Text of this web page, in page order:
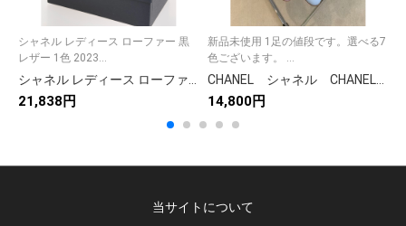
シャネル レディース ローファー 黒
レザー 1色 2023...
シャネル レディース ローファー 黒 レザー 1色 2023新作 靴 シャネル風 ブランドシューズ 靴 2023 🖤
21,838円
新品未使用 1足の値段です。選べる7
色ございます。 ...
CHANEL シャネル CHANELバレリーナ フラットシューズ パンプス ポインテッドトゥ レディース靴ベルサーチ 選べる7色
14,800円
当サイトについて